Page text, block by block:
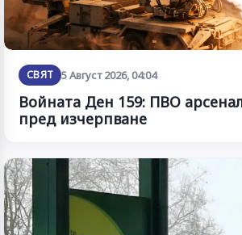
СВЯТ 5 Август 2026, 04:04
Войната Ден 159: ПВО
пред изчерпване